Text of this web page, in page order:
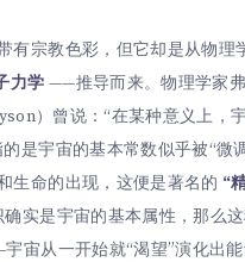
有宗教色彩，但它却是从物理
力学 ——推导而来。物理学家弗
）曾说：“在某种意义上，
是宇宙的基本常数似乎被“微
生命的出现，这便是著名的 “
确实是宇宙的基本属性，那么
宙从一开始就“渴望”演化出